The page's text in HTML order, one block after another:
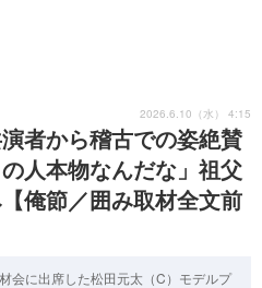
者から稽古での姿絶賛
人本物なんだな」祖父
俺節／囲み取材全文前
2026.6.10（水） 4:15
会に出席した松田元太（C）モデルプ